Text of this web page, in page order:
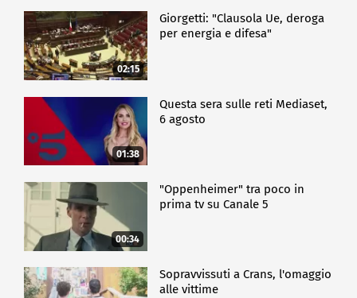
02:15
Giorgetti: "Clausola Ue, deroga
per energia e difesa"
01:38
Questa sera sulle reti Mediaset,
6 agosto
00:34
"Oppenheimer" tra poco in
prima tv su Canale 5
Sopravvissuti a Crans, l'omaggio
alle vittime